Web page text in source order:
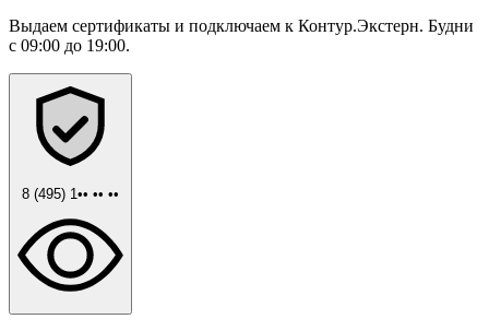
Выдаем сертификаты и подключаем к Контур.Экстерн. Будни
с 09:00 до 19:00.
8 (495) 1•• •• ••